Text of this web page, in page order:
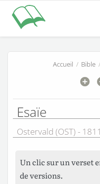
Accueil / Bible/
Esaïe
Ostervald (OST) - 1811
Un clic sur un verset
de versions.